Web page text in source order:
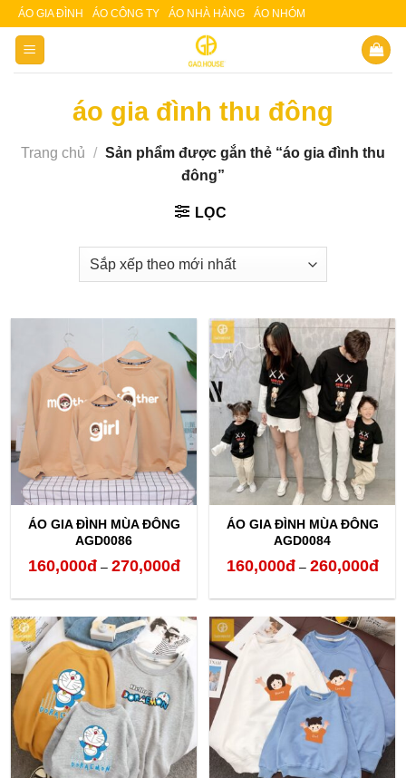
Skip
content
ÁO GIA ĐÌNH ÁO CÔNG TY ÁO NHÀ HÀNG ÁO NHÓM
áo gia đình thu đông
Trang chủ / Sản phẩm được gắn thẻ “áo gia đình thu
đông”
LỌC
ÁO GIA ĐÌNH MÙA ĐÔNG
AGD0086
160,000đ – 270,000đKhoảng
từ
160,000đ
đến
270,000đ
ÁO GIA ĐÌNH MÙA ĐÔNG
AGD0084
160,000đ – 260,000đ
từ
đến